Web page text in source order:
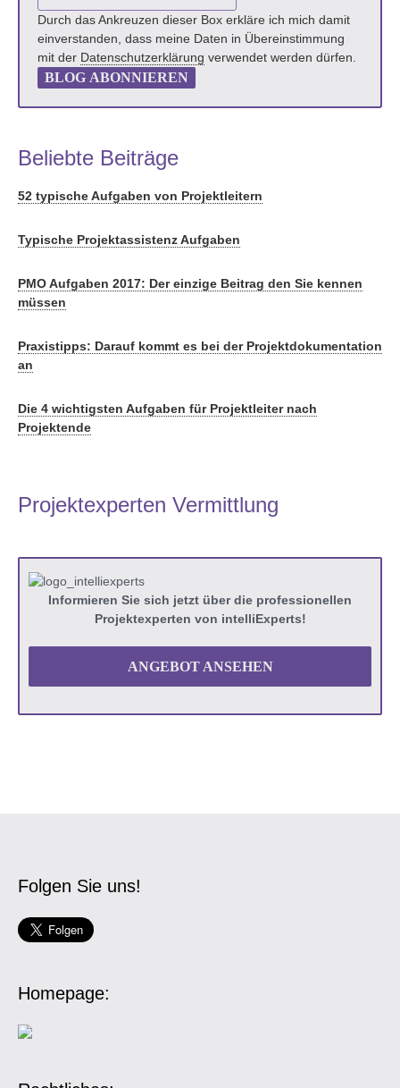
Durch das Ankreuzen dieser Box erkläre ich mich damit
einverstanden, dass meine Daten in Übereinstimmung
mit der Datenschutzerklärung verwendet werden dürfen.
BLOG ABONNIEREN
Beliebte Beiträge
52 typische Aufgaben von Projektleitern
Typische Projektassistenz Aufgaben
PMO Aufgaben 2017: Der einzige Beitrag den Sie kennen
müssen
Praxistipps: Darauf kommt es bei der Projektdokumentation
an
Die 4 wichtigsten Aufgaben für Projektleiter nach
Projektende
Projektexperten Vermittlung
Informieren Sie sich jetzt über die professionellen
Projektexperten von intelliExperts!
ANGEBOT ANSEHEN
Folgen Sie uns!
Homepage: